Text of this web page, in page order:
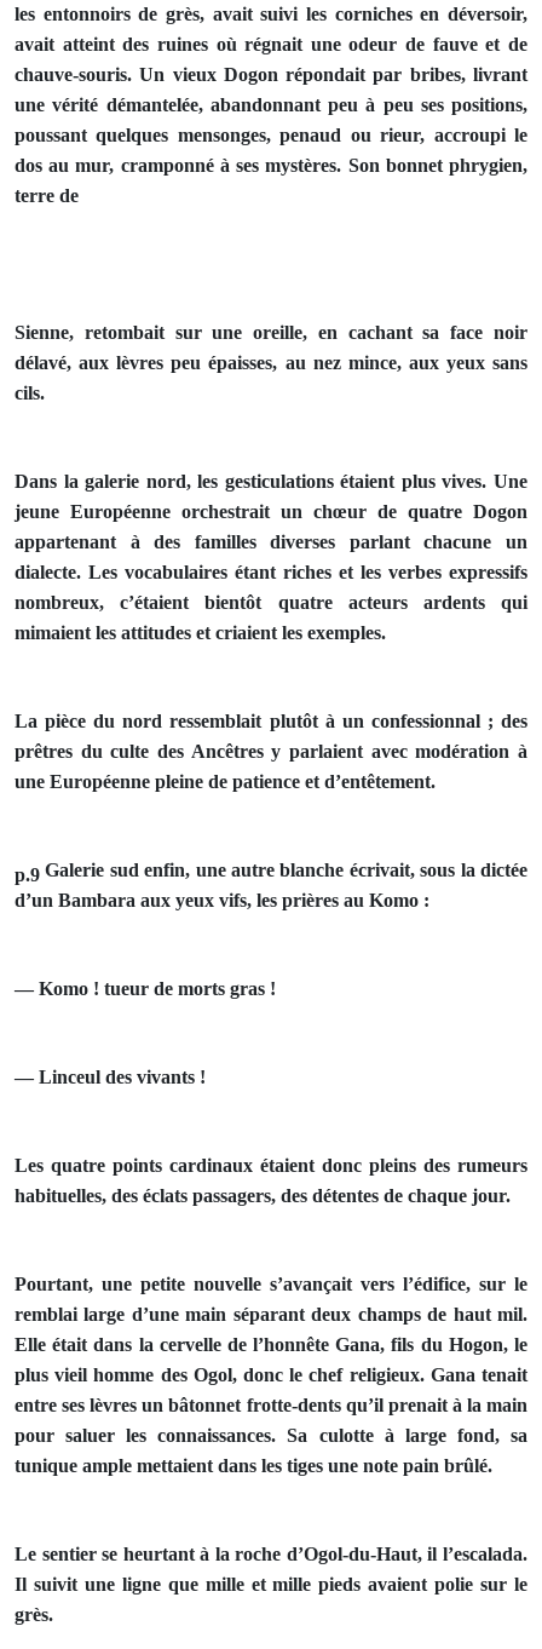
les entonnoirs de grès, avait suivi les corniches en déversoir,
avait atteint des ruines où régnait une odeur de fauve et de
chauve-souris. Un vieux Dogon répondait par bribes, livrant
une vérité démantelée, abandonnant peu à peu ses positions,
pous­sant quelques mensonges, penaud ou rieur, accroupi le
dos au mur, cramponné à ses mystères. Son bonnet phrygien,
terre de
Sienne, retombait sur une oreille, en cachant sa face noir
délavé, aux lèvres peu épaisses, au nez mince, aux yeux sans
cils.
Dans la galerie nord, les gesticulations étaient plus vives. Une
jeune Européenne orchestrait un chœur de quatre Dogon
appar­tenant à des familles diverses parlant chacune un
dialecte. Les vocabulaires étant riches et les verbes expressifs
nombreux, c’étaient bientôt quatre acteurs ardents qui
mimaient les atti­tudes et criaient les exemples.
La pièce du nord ressemblait plutôt à un confessionnal ; des
prêtres du culte des Ancêtres y parlaient avec modération à
une Européenne pleine de patience et d’entêtement.
p.9Galerie sud enfin, une autre blanche écrivait, sous la dictée
d’un Bambara aux yeux vifs, les prières au Komo :
— Komo ! tueur de morts gras !
— Linceul des vivants !
Les quatre points cardinaux étaient donc pleins des rumeurs
habituelles, des éclats passagers, des détentes de chaque jour.
Pourtant, une petite nouvelle s’avançait vers l’édifice, sur le
remblai large d’une main séparant deux champs de haut mil.
Elle était dans la cervelle de l’honnête Gana, fils du Hogon, le
plus vieil homme des Ogol, donc le chef religieux. Gana tenait
entre ses lèvres un bâtonnet frotte-dents qu’il prenait à la main
pour saluer les connaissances. Sa culotte à large fond, sa
tunique ample mettaient dans les tiges une note pain brûlé.
Le sentier se heurtant à la roche d’Ogol-du-Haut, il l’escalada.
Il suivit une ligne que mille et mille pieds avaient polie sur le
grès.